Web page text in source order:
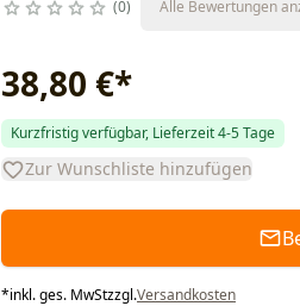
0 Alle Bewertungen
38,80 €*
Kurzfristig verfügbar, Lieferzeit 4-5 Tage
Zur Wunschliste hinzufügen
*inkl. ges. MwStzzgl.Versandkosten